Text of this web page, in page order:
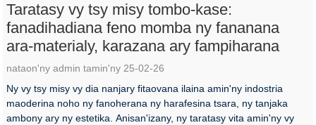
Taratasy vy tsy misy tombo-kase:
fanadihadiana feno momba ny fananana
ara-materialy, karazana ary fampiharana
nataon'ny admin tamin'ny 25-02-26
Ny vy tsy misy vy dia nanjary fitaovana ilaina amin'ny indostria
maoderina noho ny fanoherana ny harafesina tsara, ny tanjaka
ambony ary ny estetika. Anisan'izany, ny taratasy vita amin'ny vy